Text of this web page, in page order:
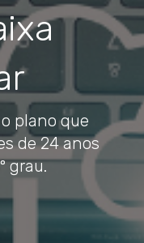
plano que
de 24 anos
grau.